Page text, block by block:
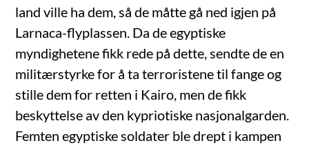
land ville ha dem, så de måtte gå ned igjen på
Larnaca-flyplassen. Da de egyptiske
myndighetene fikk rede på dette, sendte de en
militærstyrke for å ta terroristene til fange og
stille dem for retten i Kairo, men de fikk
beskyttelse av den kypriotiske nasjonalgarden.
Femten egyptiske soldater ble drept i kampen